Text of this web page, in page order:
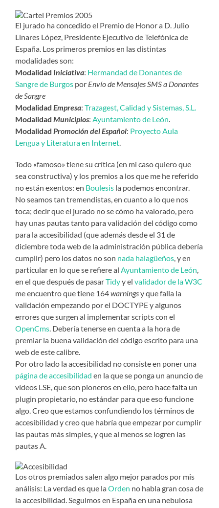
El jurado ha concedido el Premio de Honor a D. Julio
Linares López, Presidente Ejecutivo de Telefónica de
España. Los primeros premios en las distintas
modalidades son:
Modalidad Iniciativa: Hermandad de Donantes de
Sangre de Burgos por Envío de Mensajes SMS a Donantes
de Sangre
Modalidad Empresa:Trazagest, Calidad y Sistemas, S.L.
Modalidad Municipios: Ayuntamiento de León
Modalidad Promoción del Español: Proyecto Aula
Lengua y Literatura en Internet
Todo «famoso» tiene su crítica (en mi caso quiero que
sea constructiva) y los premios a los que me he referido
no están exentos: en Boulesis la podemos encontrar.
No seamos tan tremendistas, en cuanto a lo que nos
toca; decir que el jurado no se cómo ha valorado, pero
hay unas pautas tanto para validación del código como
para la accesibilidad (que además desde el 31 de
diciembre toda web de la administración pública debería
cumplir) pero los datos no son nada halagüeños , y en
particular en lo que se refiere al Ayuntamiento de León
en el que después de pasarTidyy elvalidador de la W3C
me encuentro que tiene 164warningsy que falla la
validación empezando por el DOCTYPE y algunos
errores que surgen al implementar scripts con el
OpenCms . Debería tenerse en cuenta a la hora de
premiar la buena validación del código escrito para una
web de este calibre.
Por otro lado la accesibilidad no consiste en poner una
página de accesibilidad en la que se ponga un anuncio de
vídeos LSE, que son pioneros en ello, pero hace falta un
plugin propietario, no estándar para que eso funcione
algo. Creo que estamos confundiendo los términos de
accesibilidad y creo que habría que empezar por cumplir
las pautas más simples, y que al menos se logren las
pautas A.
Los otros premiados salen algo mejor parados por mis
análisis: La verdad es que laOrden no habla gran cosa de
la accesibilidad. Seguimos en España en una nebulosa